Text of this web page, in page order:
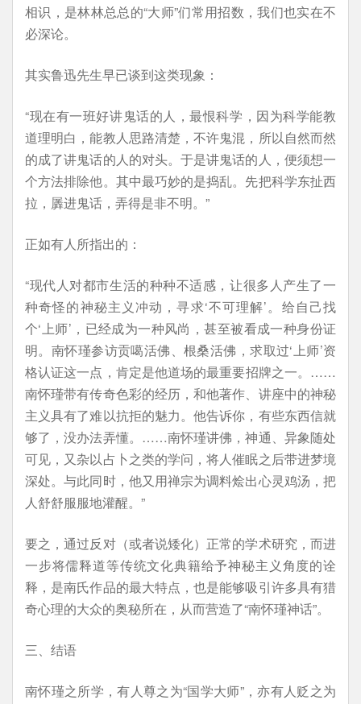
相识，是林林总总的“大师”们常用招数，我们也实在不
必深论。
其实鲁迅先生早已谈到这类现象：
“现在有一班好讲鬼话的人，最恨科学，因为科学能教
道理明白，能教人思路清楚，不许鬼混，所以自然而然
的成了讲鬼话的人的对头。于是讲鬼话的人，便须想一
个方法排除他。其中最巧妙的是捣乱。先把科学东扯西
拉，羼进鬼话，弄得是非不明。”
正如有人所指出的：
“现代人对都市生活的种种不适感，让很多人产生了一
种奇怪的神秘主义冲动，寻求‘不可理解’。给自己找
个‘上师’，已经成为一种风尚，甚至被看成一种身份证
明。南怀瑾参访贡噶活佛、根桑活佛，求取过‘上师’资
格认证这一点，肯定是他道场的最重要招牌之一。……
南怀瑾带有传奇色彩的经历，和他著作、讲座中的神秘
主义具有了难以抗拒的魅力。他告诉你，有些东西信就
够了，没办法弄懂。……南怀瑾讲佛，神通、异象随处
可见，又杂以占卜之类的学问，将人催眠之后带进梦境
深处。与此同时，他又用禅宗为调料烩出心灵鸡汤，把
人舒舒服服地灌醒。”
要之，通过反对（或者说矮化）正常的学术研究，而进
一步将儒释道等传统文化典籍给予神秘主义角度的诠
释，是南氏作品的最大特点，也是能够吸引许多具有猎
奇心理的大众的奥秘所在，从而营造了“南怀瑾神话”。
三、结语
南怀瑾之所学，有人尊之为“国学大师”，亦有人贬之为